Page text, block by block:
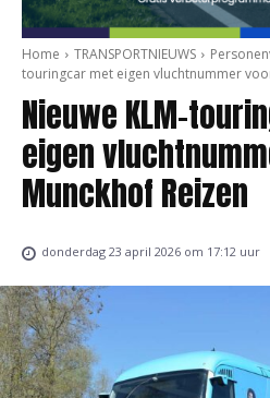
Home TRANSPORTNIEUWS
touringcar met eigen vluchtnummer
Nieuwe KLM-
eigen
Munckhof Reizen
donderdag 23 april 2026 om 17:12 uur